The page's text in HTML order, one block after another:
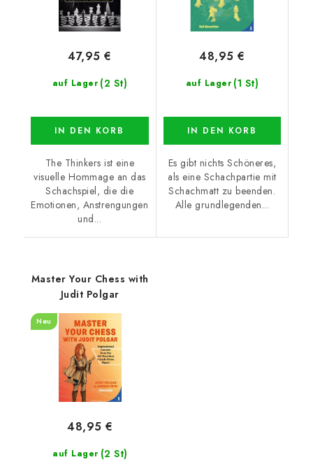
auf Lager (2 St)
47,95 €
IN DEN KORB
The Thinkers ist eine
visuelle Hommage an das
Schachspiel, die die
Emotionen, Anstrengungen
und...
auf Lager (1 St)
48,95 €
IN DEN KORB
Es gibt nichts Schöneres,
als eine Schachpartie mit
Schachmatt zu beenden.
Alle grundlegenden...
Master Your Chess with
Judit Polgar
Neu
auf Lager (2 St)
48,95 €